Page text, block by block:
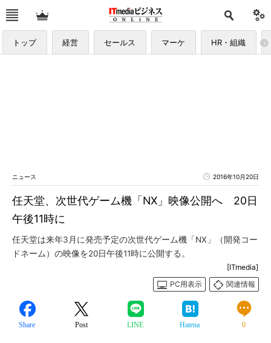
トップ 経営 セールス マーケ HR・組織
ニュース 2016年10月20日
任天堂、次世代ゲーム機「NX」映像公開へ 20日
午後11時に
任天堂は来年3月に発売予定の次世代ゲーム機「NX」（開発コー
ドネーム）の映像を20日午後11時に公開する。
[ITmedia]
PC用表示
関連情報
Share Post LINE Hatena 0